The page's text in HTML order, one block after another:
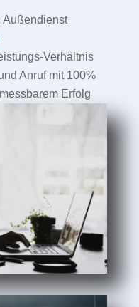
Außendienst
Verhältnis
Anruf mit 100%
Erfolg